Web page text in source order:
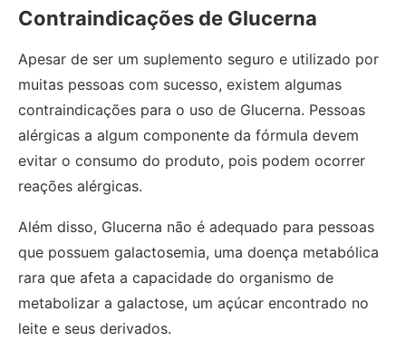
Contraindicações de Glucerna
Apesar de ser um suplemento seguro e utilizado por
muitas pessoas com sucesso, existem algumas
contraindicações para o uso de Glucerna. Pessoas
alérgicas a algum componente da fórmula devem
evitar o consumo do produto, pois podem ocorrer
reações alérgicas.
Além disso, Glucerna não é adequado para pessoas
que possuem galactosemia, uma doença metabólica
rara que afeta a capacidade do organismo de
metabolizar a galactose, um açúcar encontrado no
leite e seus derivados.